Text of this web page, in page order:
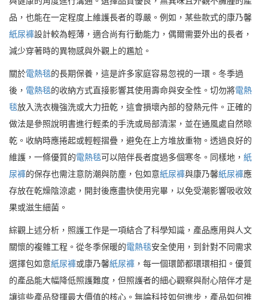
品，也能在一定程度上維護長者的尊嚴。例如，某些款式的康乃馨
紙尿褲設計較為輕薄，適合尚有行動能力，偶爾需要外出的長者，
減少穿著時的異物感與外觀上的尷尬。
關於電熱毯的長期保養，這是許多家庭容易忽視的一環。冬季過
後， 電熱毯的收納方式直接影響其使用壽命與安全性。切勿將電熱
毯放入洗衣機強洗或大力扭乾，這會損壞內部的發熱元件。正確的
做法是參照說明書進行輕柔的手洗或局部清潔，並在通風處自然晾
乾。收納時應捲起或輕輕摺疊，避免在上方堆放重物。透過良好的
維護，一條優質的電熱毯可以陪伴長者度過多個寒冬。同樣地， 紙
尿褲的保存也需注意防潮與防塵，包如意紙尿褲與康乃馨紙尿褲應
存放在乾燥陰涼處，開封後應盡快使用完畢，以免受潮影響吸收效
果或滋生細菌。
綜觀上述分析，照護工作是一項結合了科學知識，產品應用與人文
關懷的複雜工程。從冬季保暖的電熱毯安全使用，到針對不同需求
選擇包如意紙尿褲或康乃馨紙尿褲 ，每一個環節都環環相扣。優質
的產品能大幅降低照護難度，但照護者的細心觀察與耐心陪伴才是
讓這些產品發揮最大價值的核心。無論科技如何進步，產品如何推